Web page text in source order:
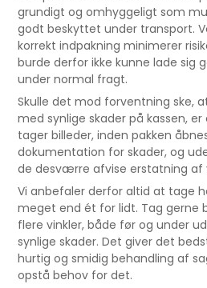
grundigt og omhyggeligt som
godt beskyttet under transport.
korrekt indpakning minimerer
burde derfor ikke kunne lade sig
under normal fragt.
Skulle det mod forventning ske,
med synlige skader på kassen,
tager billeder, inden pakken
dokumentation for skader, og
de desværre afvise erstatning af
Vi anbefaler derfor altid at tage
meget end ét for lidt. Tag gerne
flere vinkler, både før og under
synlige skader. Det giver det
hurtig og smidig behandling af
opstå behov for det.